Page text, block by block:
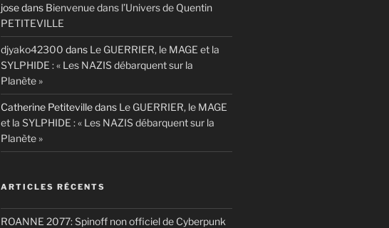
josedans Bienvenue dans l’Univers de Quentin
PETITEVILLE
djyako42300 dans Le GUERRIER, le MAGE et la
SYLPHIDE : « Les NAZIS débarquent sur la
Planète »
Catherine Petitevilledans Le GUERRIER, le MAGE
et la SYLPHIDE : « Les NAZIS débarquent sur la
Planète »
ARTICLES RÉCENTS
ROANNE 2077: Spinoff non officiel de Cyberpunk